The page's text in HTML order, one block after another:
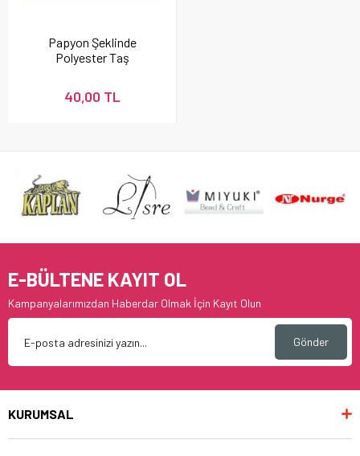
Papyon Şeklinde
Polyester Taş
40,00 TL
E-BÜLTENE KAYIT OL
Kampanyalarımızdan Haberdar Olmak İçin Kayıt Olun
Gönder
KURUMSAL